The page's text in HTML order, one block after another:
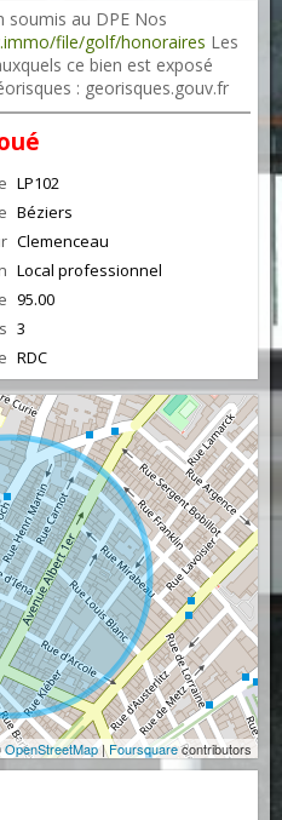
soumis au DPE Nos
file/golf/honoraires Les
ce bien est exposé
: georisques.gouv.fr
LP102
Béziers
Clemenceau
Local professionnel
95.00
3
RDC
OpenStreetMap|Foursquarecontributors